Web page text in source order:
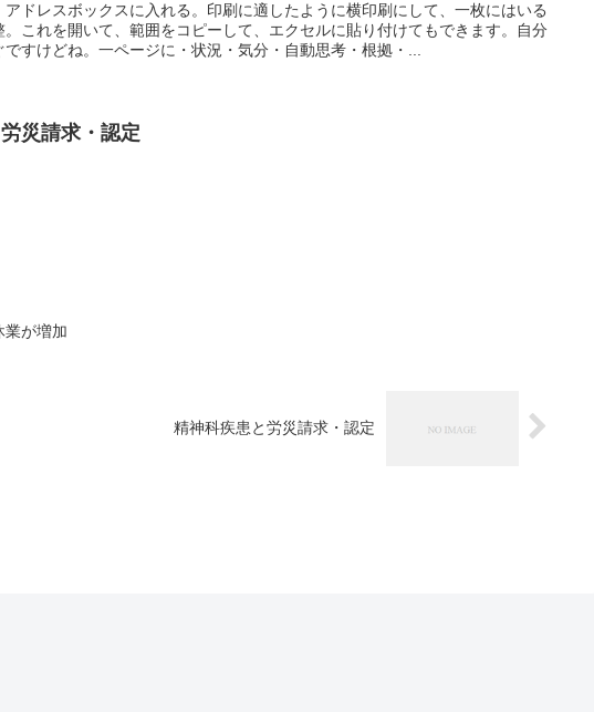
アドレスボックスに入れる。印刷に適したように横印刷にして、一枚にはいる
。これを開いて、範囲をコピーして、エクセルに貼り付けてもできます。自分
すけどね。一ページに・状況・気分・自動思考・根拠・...
災請求・認定
業が増加
精神科疾患と労災請求・認定